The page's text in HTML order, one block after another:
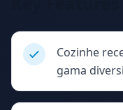
Cozinhe
gama